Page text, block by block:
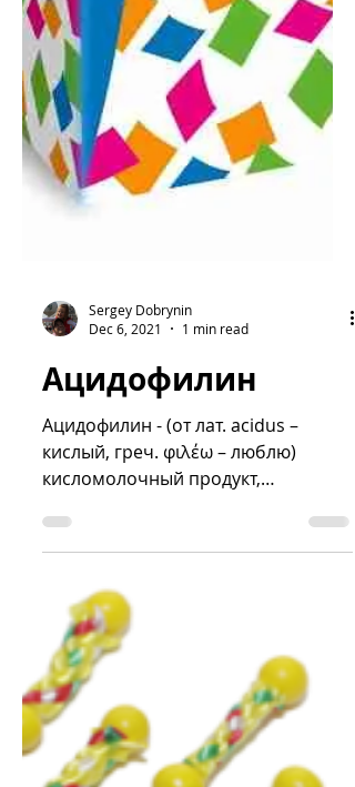
Sergey Dobrynin
Dec 6, 2021
1 min read
Ацидофилин
Ацидофилин - (от лат. acidus –
кислый, греч. φιλέω – люблю)
кисломолочный продукт,
получаемый путём сквашивания
пастеризованного...